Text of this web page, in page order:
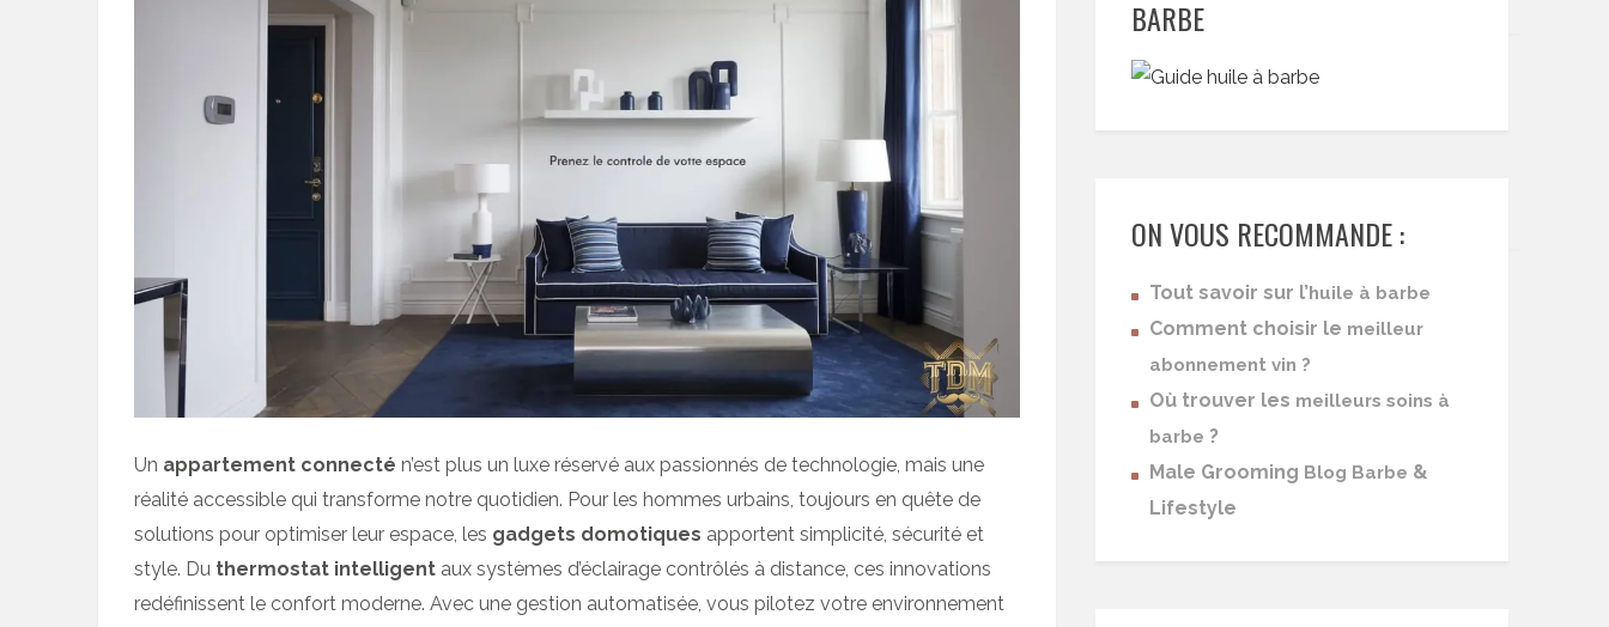
Un appartement connecté n’est plus un luxe réservé aux passionnés de technologie, mais une
réalité accessible qui transforme notre quotidien. Pour les hommes urbains, toujours en quête de
solutions pour optimiser leur espace, les gadgets domotiques apportent simplicité, sécurité et
style. Du thermostat intelligent aux systèmes d’éclairage contrôlés à distance, ces innovations
redéfinissent le confort moderne. Avec une gestion automatisée, vous pilotez votre environnement
BARBE
ON VOUS RECOMMANDE :
Tout savoir sur l’huile à barbe
Comment choisir le meilleur
abonnement vin ?
Où trouver les meilleurs soins à
barbe ?
Male Grooming Blog Barbe &
Lifestyle